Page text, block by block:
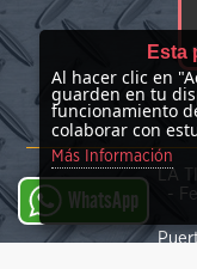
LA
-
WhatsApp
Esta
Al hacer clic en
guarden en tu
funcionamiento
colaborar con
Más Información